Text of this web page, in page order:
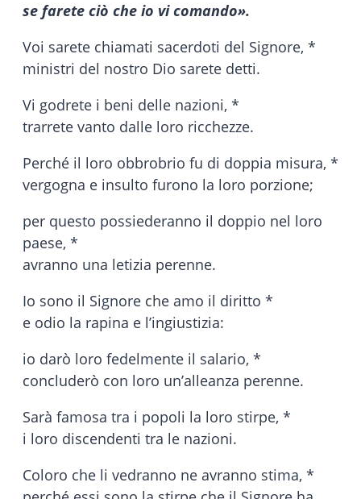
se farete ciò che io vi comando».
Voi sarete chiamati sacerdoti del Signore, *
ministri del nostro Dio sarete detti.
Vi godrete i beni delle nazioni, *
trarrete vanto dalle loro ricchezze.
Perché il loro obbrobrio fu di doppia misura, *
vergogna e insulto furono la loro porzione;
per questo possiederanno il doppio nel loro
paese, *
avranno una letizia perenne.
Io sono il Signore che amo il diritto *
e odio la rapina e l’ingiustizia:
io darò loro fedelmente il salario, *
concluderò con loro un’alleanza perenne.
Sarà famosa tra i popoli la loro stirpe, *
i loro discendenti tra le nazioni.
Coloro che li vedranno ne avranno stima, *